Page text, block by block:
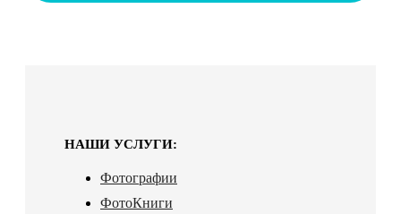
НАШИ УСЛУГИ:
Фотографии
ФотоКниги